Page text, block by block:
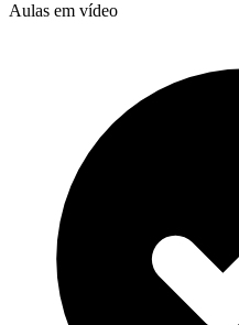
Aulas em vídeo